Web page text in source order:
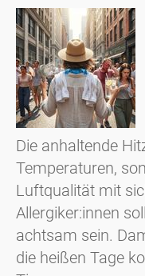
Die anhaltende
Temperaturen,
Luftqualität mit
Allergiker:innen
achtsam sein.
die heißen Tage